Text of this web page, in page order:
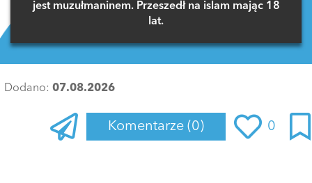
jest muzułmaninem. Przeszedł na islam mając 18
lat.
Dodano: 07.08.2026
Komentarze (0) 0